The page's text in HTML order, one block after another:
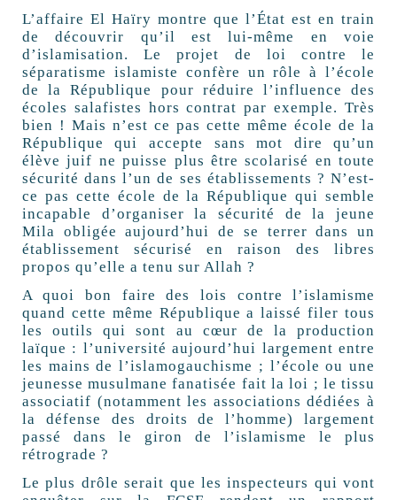
L’affaire El Haïry montre que l’État est en train
de découvrir qu’il est lui-même en voie
d’islamisation. Le projet de loi contre le
séparatisme islamiste confère un rôle à l’école
de la République pour réduire l’influence des
écoles salafistes hors contrat par exemple. Très
bien ! Mais n’est ce pas cette même école de la
République qui accepte sans mot dire qu’un
élève juif ne puisse plus être scolarisé en toute
sécurité dans l’un de ses établissements ? N’est-
ce pas cette école de la République qui semble
incapable d’organiser la sécurité de la jeune
Mila obligée aujourd’hui de se terrer dans un
établissement sécurisé en raison des libres
propos qu’elle a tenu sur Allah ?
A quoi bon faire des lois contre l’islamisme
quand cette même République a laissé filer tous
les outils qui sont au cœur de la production
laïque : l’université aujourd’hui largement entre
les mains de l’islamogauchisme ; l’école ou une
jeunesse musulmane fanatisée fait la loi ; le tissu
associatif (notamment les associations dédiées à
la défense des droits de l’homme) largement
passé dans le giron de l’islamisme le plus
rétrograde ?
Le plus drôle serait que les inspecteurs qui vont